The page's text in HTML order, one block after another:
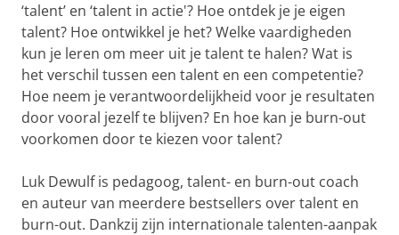
‘talent’ en ‘talent in actie'? Hoe ontdek je je eigen
talent? Hoe ontwikkel je het? Welke vaardigheden
kun je leren om meer uit je talent te halen? Wat is
het verschil tussen een talent en een competentie?
Hoe neem je verantwoordelijkheid voor je resultaten
door vooral jezelf te blijven? En hoe kan je burn-out
voorkomen door te kiezen voor talent?
Luk Dewulf is pedagoog, talent- en burn-out coach
en auteur van meerdere bestsellers over talent en
burn-out. Dankzij zijn internationale talenten-aanpak